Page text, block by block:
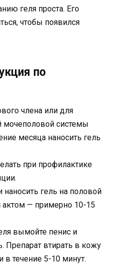
геля проста. Его
чтобы появился
по
члена или для
мочеполовой системы
месяца наносить гель
при профилактике
гель на половой
— примерно 10-15
вымойте пенис и
Препарат втирать в кожу
течение 5-10 минут.